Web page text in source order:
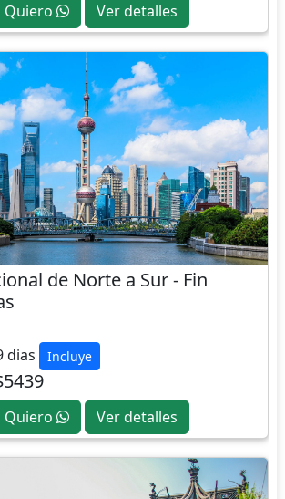
Quiero Ver detalles
de Norte a Sur - Fin
dias Incluye
Quiero Ver detalles